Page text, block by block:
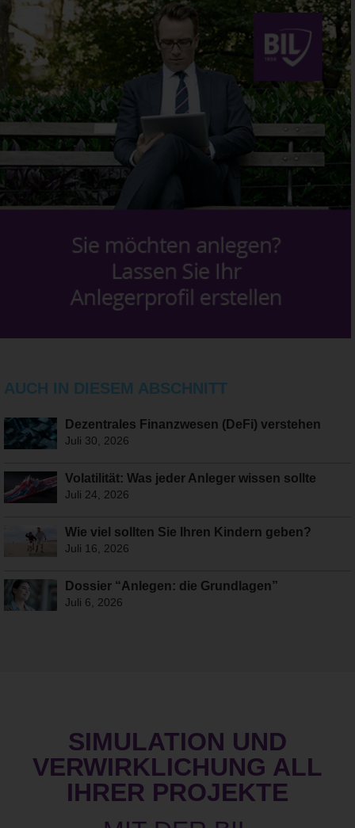
AUCH IN DIESEM ABSCHNITT
Dezentrales Finanzwesen (DeFi) verstehen
Juli 30, 2026
Volatilität: Was jeder Anleger wissen sollte
Juli 24, 2026
Wie viel sollten Sie Ihren Kindern geben?
Juli 16, 2026
Dossier “Anlegen: die Grundlagen”
Juli 6, 2026
SIMULATION UND
VERWIRKLICHUNG ALL
IHRER PROJEKTE